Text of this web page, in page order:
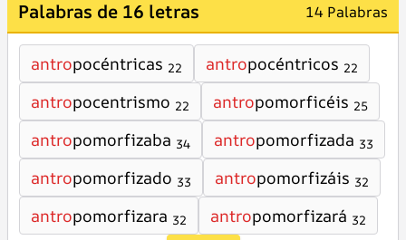
Palabras de 16 letras 14 Palabras
antropocéntricas 22 antropocéntricos 22
antropocentrismo 22 antropomorficéis 25
antropomorfizaba 34 antropomorfizada 33
antropomorfizado 33 antropomorfizáis 32
antropomorfizara 32 antropomorfizará 32